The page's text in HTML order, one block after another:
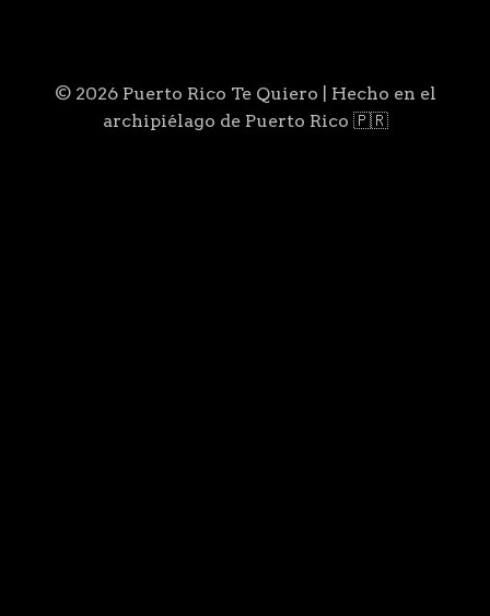
© 2026 Puerto Rico Te Quiero | Hecho en el
archipiélago de Puerto Rico 🇵🇷